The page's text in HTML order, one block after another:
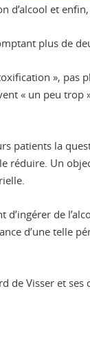
d’alcool et
plus de
»,
« un peu
patients la
réduire. Un
de
d’une
de Visser et